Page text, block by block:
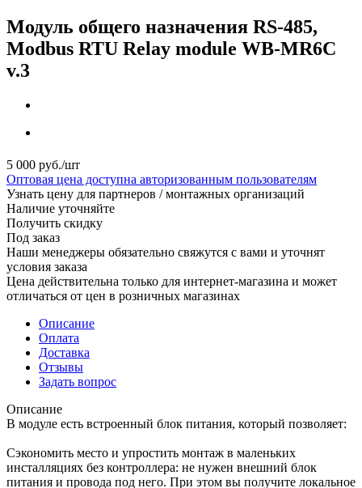
Модуль общего назначения RS-485,
Modbus RTU Relay module WB-MR6C
v.3
5 000 руб./шт
Оптовая цена доступна авторизованным пользователям
Узнать цену для партнеров / монтажных организаций
Наличие уточняйте
Получить скидку
Под заказ
Наши менеджеры обязательно свяжутся с вами и уточнят
условия заказа
Цена действительна только для интернет-магазина и может
отличаться от цен в розничных магазинах
Описание
Оплата
Доставка
Отзывы
Задать вопрос
Описание
В модуле есть встроенный блок питания, который позволяет:
Сэкономить место и упростить монтаж в маленьких
инсталляциях без контроллера: не нужен внешний блок
питания и провода под него. При этом вы получите локальное